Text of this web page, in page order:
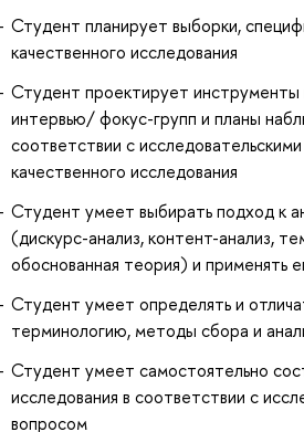
Студент планирует выборки,
качественного исследования
Студент проектирует инструменты
интервью/ фокус-групп и планы
соответствии с
качественного исследования
Студент умеет выбирать подход к
(дискурс-анализ, контент-анализ,
обоснованная теория) и применять
Студент умеет определять и
терминологию, методы сбора и
Студент умеет самостоятельно
исследования в соответствии с
вопросом